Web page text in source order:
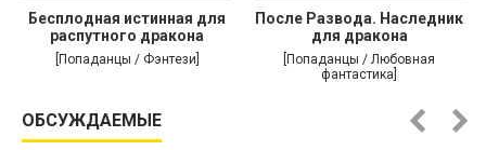
Бесплодная истинная для
распутного дракона
[Попаданцы / Фэнтези]
После Развода. Наследник
для дракона
[Попаданцы / Любовная
фантастика]
ОБСУЖДАЕМЫЕ